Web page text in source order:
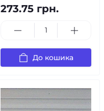
273.75 грн.
До кошика